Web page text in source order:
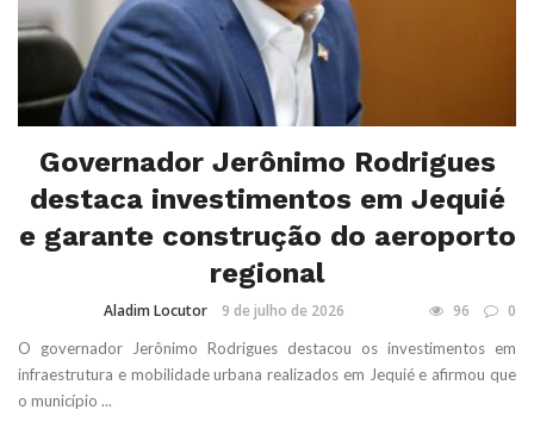
Governador Jerônimo Rodrigues
destaca investimentos em Jequié
e garante construção do aeroporto
regional
Aladim Locutor 9 de julho de 2026 96 0
O governador Jerônimo Rodrigues destacou os investimentos em
infraestrutura e mobilidade urbana realizados em Jequié e afirmou que
o município ...